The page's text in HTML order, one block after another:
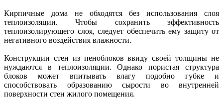
Кирпичные дома не обходятся без использования слоя
теплоизоляции. Чтобы сохранить эффективность
теплоизолирующего слоя, следует обеспечить ему защиту от
негативного воздействия влажности.
Конструкции стен из пеноблоков ввиду своей толщины не
нуждаются в теплоизоляции. Однако пористая структура
блоков может впитывать влагу подобно губке и
способствовать образованию сырости во внутренней
поверхности стен жилого помещения.